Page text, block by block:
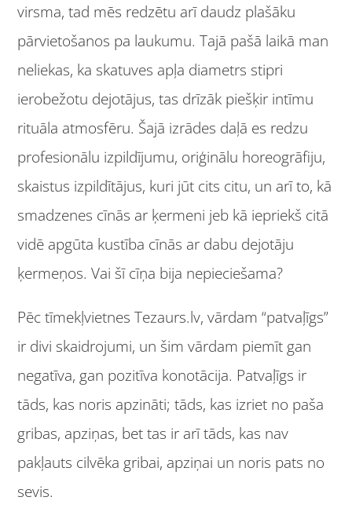
virsma, tad mēs redzētu arī daudz plašāku
pārvietošanos pa laukumu. Tajā pašā laikā man
neliekas, ka skatuves apļa diametrs stipri
ierobežotu dejotājus, tas drīzāk piešķir intīmu
rituāla atmosfēru. Šajā izrādes daļā es redzu
profesionālu izpildījumu, oriģinālu horeogrāfiju,
skaistus izpildītājus, kuri jūt cits citu, un arī to, kā
smadzenes cīnās ar ķermeni jeb kā iepriekš citā
vidē apgūta kustība cīnās ar dabu dejotāju
ķermeņos. Vai šī cīņa bija nepieciešama?
Pēc tīmekļvietnes Tezaurs.lv, vārdam “patvaļīgs”
ir divi skaidrojumi, un šim vārdam piemīt gan
negatīva, gan pozitīva konotācija. Patvaļīgs ir
tāds, kas noris apzināti; tāds, kas izriet no paša
gribas, apziņas, bet tas ir arī tāds, kas nav
pakļauts cilvēka gribai, apziņai un noris pats no
sevis.